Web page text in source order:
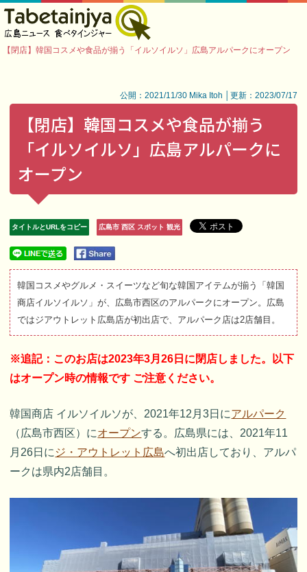
【閉店】韓国コスメや食品が揃う「イルソイルソ」広島アルパークにオープン
公開：2021/11/30 Mika Itoh │更新：2023/07/17
【閉店】韓国コスメや食品が揃う
「イルソイルソ」広島アルパークに
オープン
タイトルとURLをコピー 広島市 西区 スポット 観光
韓国コスメやグルメ・スイーツなど旬な韓国アイテムが揃う「韓国
商店イルソイルソ」が、広島市西区のアルパークにオープン。広島
ではジアウトレット広島店が初出店で、アルパーク店は2店舗目。
※追記：このお店は2023年3月26日に閉店しました。以下
はオープン時の情報です ご注意ください。
韓国商店 イルソイルソが、2021年12月3日にアルパーク
（広島市西区）にオープンする。広島県には、2021年11
月26日に ジ・アウトレット広島へ初出店しており、アルパ
ークは県内2店舗目。